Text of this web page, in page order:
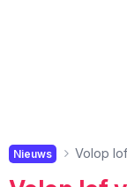
Nieuws Volop